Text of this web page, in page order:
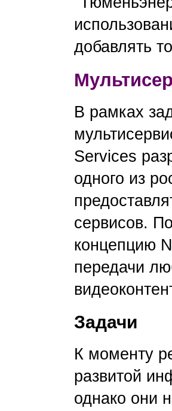
добавлять
В рамках
Services
одного из
сервисов.
концепцию
передачи
Задачи
К моменту
развитой
однако они